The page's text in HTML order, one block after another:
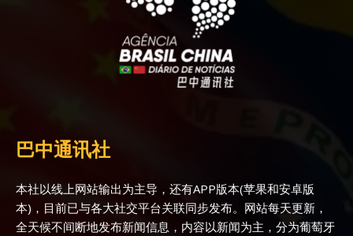
巴中通讯社
本社以线上网站输出为主导，还有APP版本(苹果和安卓版
本)，目前已与各大社交平台关联同步发布。网站每天更新，
全天候不间断地发布新闻信息，内容以新闻为主，分为葡萄牙